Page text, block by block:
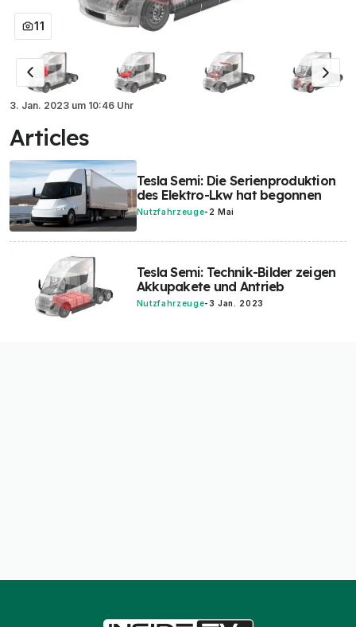
11
3. Jan. 2023 um 10:46 Uhr
Articles
Tesla Semi: Die Serienproduktion
des Elektro-Lkw hat begonnen
Nutzfahrzeuge- 2 Mai
Tesla Semi: Technik-Bilder zeigen
Akkupakete und Antrieb
Nutzfahrzeuge-3 Jan. 2023